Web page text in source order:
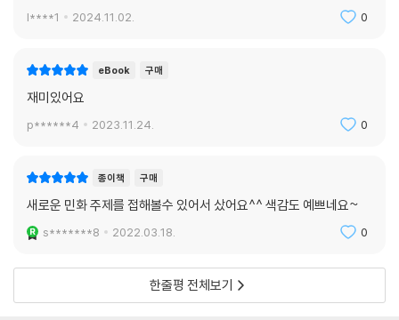
l****1 2024.11.02. 0
eBook 구매
재미있어요
p******4 2023.11.24. 0
종이책 구매
새로운 민화 주제를 접해볼수 있어서 샀어요^^ 색감도 예쁘네요~
s*******8 2022.03.18. 0
한줄평 전체보기